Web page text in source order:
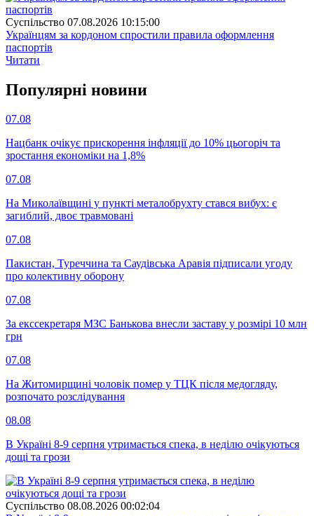
Суспiльство 07.08.2026 10:15:00
Українцям за кордоном спростили правила оформлення
паспортів
Читати
Популярнi новини
07.08
Нацбанк очікує прискорення інфляції до 10% цьогоріч та
зростання економіки на 1,8%
07.08
На Миколаївщині у пункті металобрухту стався вибух: є
загиблий, двоє травмовані
07.08
Пакистан, Туреччина та Саудівська Аравія підписали угоду
про колективну оборону
07.08
За екссекретаря МЗС Банькова внесли заставу у розмірі 10 млн
грн
07.08
На Житомирщині чоловік помер у ТЦК після медогляду,
розпочато розслідування
08.08
В Україні 8-9 серпня утримається спека, в неділю очікуються
дощі та грози
Суспiльство 08.08.2026 00:02:04